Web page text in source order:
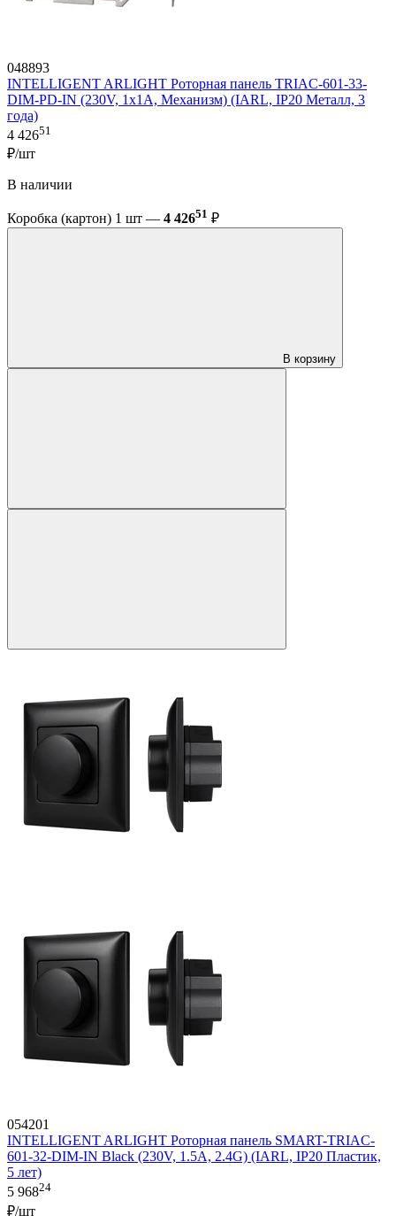
048893
INTELLIGENT ARLIGHT Роторная панель TRIAC-601-33-
DIM-PD-IN (230V, 1x1A, Механизм) (IARL, IP20 Металл, 3
года)
4 42651
₽/шт
В наличии
Коробка (картон) 1 шт — 4 42651 ₽
В корзину
054201
INTELLIGENT ARLIGHT Роторная панель SMART-TRIAC-
601-32-DIM-IN Black (230V, 1.5A, 2.4G) (IARL, IP20 Пластик,
5 лет)
5 96824
₽/шт